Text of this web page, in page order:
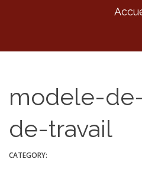
modele-
de-travail
CATEGORY: